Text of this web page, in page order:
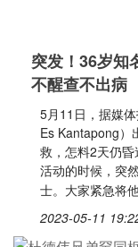
突发！36岁知
不醒查不出病
5月11日，据媒
Es Kantapong）
救，怎料2天仍
活动的时候，突
士。大家紧急将
2023-05-11